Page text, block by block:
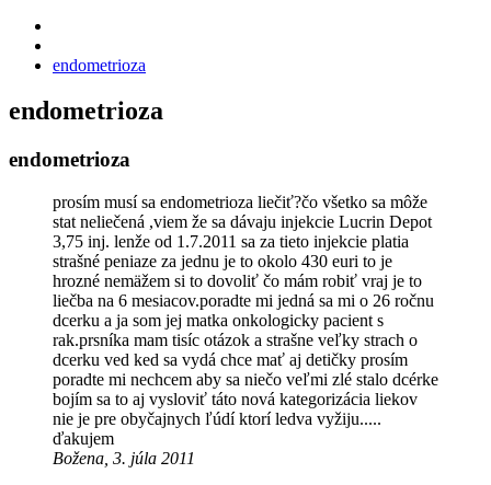
endometrioza
endometrioza
endometrioza
prosím musí sa endometrioza liečiť?čo všetko sa môže
stat neliečená ,viem že sa dávaju injekcie Lucrin Depot
3,75 inj. lenže od 1.7.2011 sa za tieto injekcie platia
strašné peniaze za jednu je to okolo 430 euri to je
hrozné nemäžem si to dovoliť čo mám robiť vraj je to
liečba na 6 mesiacov.poradte mi jedná sa mi o 26 ročnu
dcerku a ja som jej matka onkologicky pacient s
rak.prsníka mam tisíc otázok a strašne veľky strach o
dcerku ved ked sa vydá chce mať aj detičky prosím
poradte mi nechcem aby sa niečo veľmi zlé stalo dcérke
bojím sa to aj vysloviť táto nová kategorizácia liekov
nie je pre obyčajnych ľúdí ktorí ledva vyžiju.....
ďakujem
Božena, 3. júla 2011